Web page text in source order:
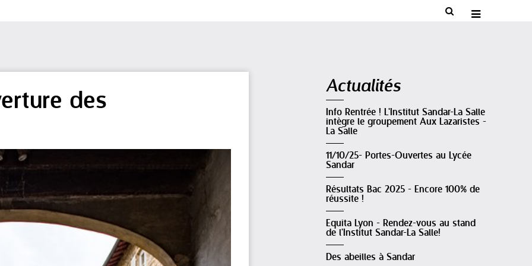
 
des
Actualités
Info Rentrée ! L'Institut Sandar-La Salle
intègre le groupement Aux Lazaristes -
La Salle
11/10/25- Portes-Ouvertes au Lycée
Sandar
Résultats Bac 2025 - Encore 100% de
réussite !
Equita Lyon - Rendez-vous au stand
de l'Institut Sandar-La Salle!
Des abeilles à Sandar